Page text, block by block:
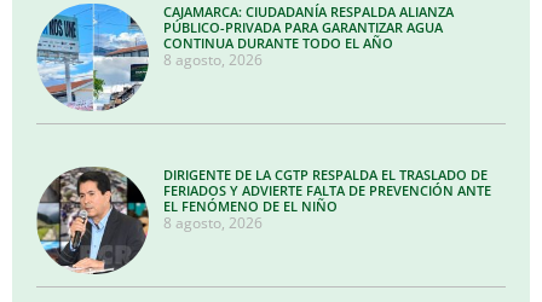
CAJAMARCA: CIUDADANÍA RESPALDA ALIANZA
PÚBLICO-PRIVADA PARA GARANTIZAR AGUA
CONTINUA DURANTE TODO EL AÑO
8 agosto, 2026
DIRIGENTE DE LA CGTP RESPALDA EL TRASLADO DE
FERIADOS Y ADVIERTE FALTA DE PREVENCIÓN ANTE
EL FENÓMENO DE EL NIÑO
8 agosto, 2026